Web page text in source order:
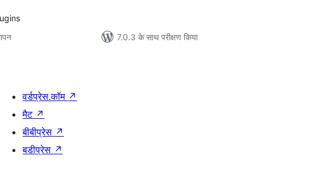
7.0.3 के साथ परीक्षण किया
वर्डप्रेस.कॉम ↗
मैट ↗
बीबीप्रेस ↗
बडीप्रेस ↗